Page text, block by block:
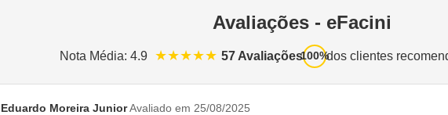
Avaliações - eFacini
Nota Média: 4.9 ★★★★★ 57 Avaliações100%dos clientes
Eduardo Moreira JuniorAvaliado em 25/08/2025